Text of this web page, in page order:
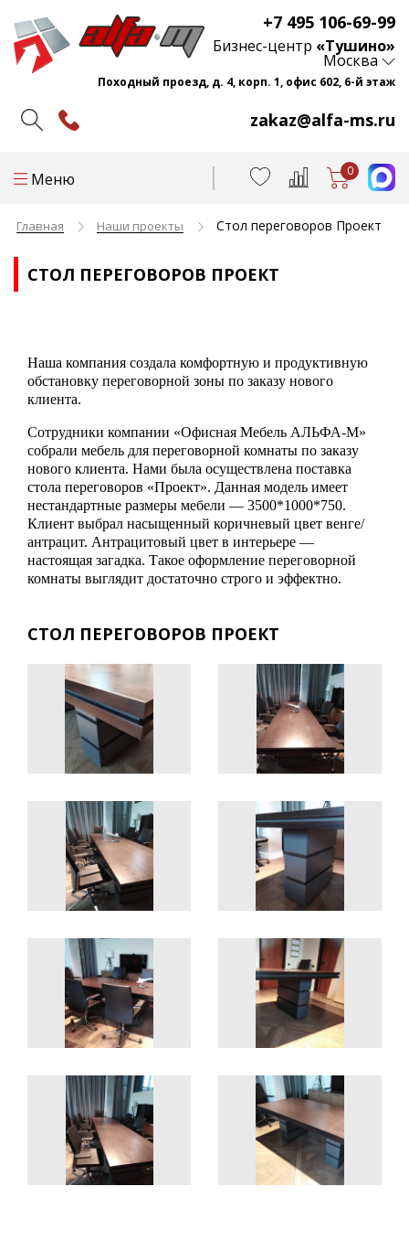
+7 495 106-69-99
zakaz@alfa-ms.ru
Бизнес-центр «Тушино»
Москва
Походный проезд, д. 4, корп. 1, офис 602, 6-й этаж
Меню 0
Главная Наши проекты Стол переговоров Проект
СТОЛ ПЕРЕГОВОРОВ ПРОЕКТ
Наша компания создала комфортную и продуктивную
обстановку переговорной зоны по заказу нового
клиента.
Сотрудники компании «Офисная Мебель АЛЬФА-М»
собрали мебель для переговорной комнаты по заказу
нового клиента. Нами была осуществлена поставка
стола переговоров «Проект». Данная модель имеет
нестандартные размеры мебели — 3500*1000*750.
Клиент выбрал насыщенный коричневый цвет венге/
антрацит. Антрацитовый цвет в интерьере —
настоящая загадка. Такое оформление переговорной
комнаты выглядит достаточно строго и эффектно.
СТОЛ ПЕРЕГОВОРОВ ПРОЕКТ